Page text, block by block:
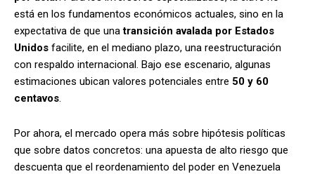
está en los fundamentos económicos actuales, sino en la
expectativa de que unatransición avalada por Estados
Unidos facilite, en el mediano plazo, una reestructuración
con respaldo internacional. Bajo ese escenario, algunas
estimaciones ubican valores potenciales entre 50 y 60
centavos.
Por ahora, el mercado opera más sobre hipótesis políticas
que sobre datos concretos: una apuesta de alto riesgo que
descuenta que el reordenamiento del poder en Venezuela